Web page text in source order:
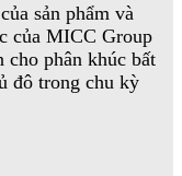
sản phẩm và
của MICC Group
cho phân khúc bất
đô trong chu kỳ